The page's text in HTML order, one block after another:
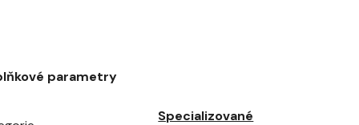
parametry
Specializované